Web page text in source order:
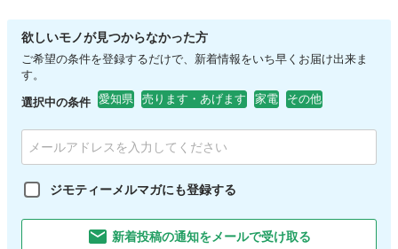
欲しいモノが見つからなかった方
ご希望の条件を登録するだけで、新着情報をいち早くお届け出来ま
す。
選択中の条件 愛知県 売ります・あげます 家電 その他
ジモティーメルマガにも登録する
新着投稿の通知をメールで受け取る